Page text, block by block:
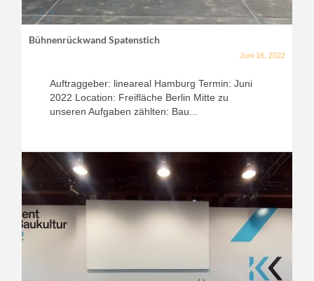
Bühnenrückwand Spatenstich
Juni 16, 2022
Auftraggeber: lineareal Hamburg Termin: Juni
2022 Location: Freifläche Berlin Mitte zu
unseren Aufgaben zählten: Bau...